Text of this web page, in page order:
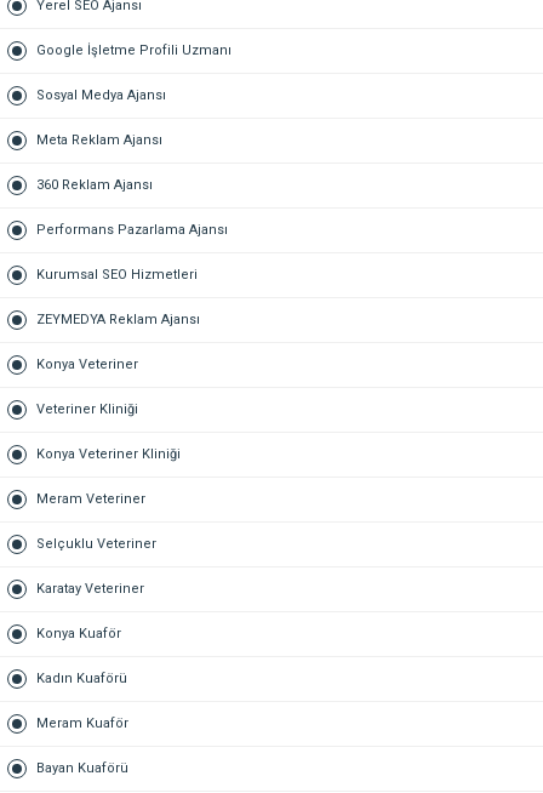
Yerel SEO Ajansı
Google İşletme Profili Uzmanı
Sosyal Medya Ajansı
Meta Reklam Ajansı
360 Reklam Ajansı
Performans Pazarlama Ajansı
Kurumsal SEO Hizmetleri
ZEYMEDYA Reklam Ajansı
Konya Veteriner
Veteriner Kliniği
Konya Veteriner Kliniği
Meram Veteriner
Selçuklu Veteriner
Karatay Veteriner
Konya Kuaför
Kadın Kuaförü
Meram Kuaför
Bayan Kuaförü